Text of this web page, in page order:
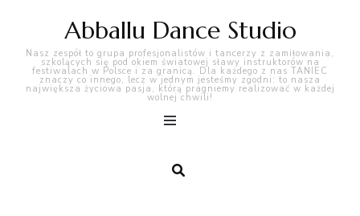
Abballu Dance Studio
Nasz zespół to grupa profesjonalistów i tancerzy z zamiłowania,
szkolących się pod okiem światowej sławy instruktorów na
festiwalach w Polsce i za granicą. Dla każdego z nas TANIEC
znaczy co innego, lecz w jednym jesteśmy zgodni: to nasza
największa życiowa pasja, którą pragniemy realizować w każdej
wolnej chwili!